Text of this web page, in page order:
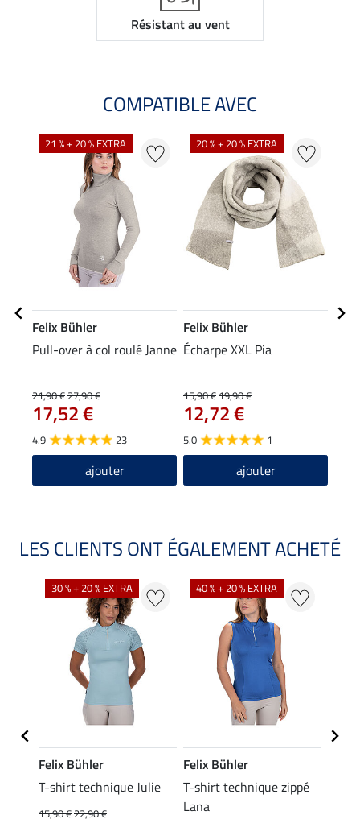
Résistant au vent
COMPATIBLE AVEC
21 % + 20 % EXTRA
Felix Bühler
Pull-over à col roulé Janne
21,90 €27,90 €
17,52 €
4.9 23
ajouter
20 % + 20 % EXTRA
Felix Bühler
Écharpe XXL Pia
15,90 €19,90 €
12,72 €
5.0 1
ajouter
LES CLIENTS ONT ÉGALEMENT ACHETÉ
30 % + 20 % EXTRA
Felix Bühler
T-shirt technique Julie
15,90 €22,90 €
40 % + 20 % EXTRA
Felix Bühler
T-shirt technique zippé
Lana